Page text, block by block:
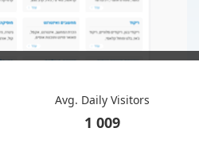
Avg. Daily Visitors
1 009